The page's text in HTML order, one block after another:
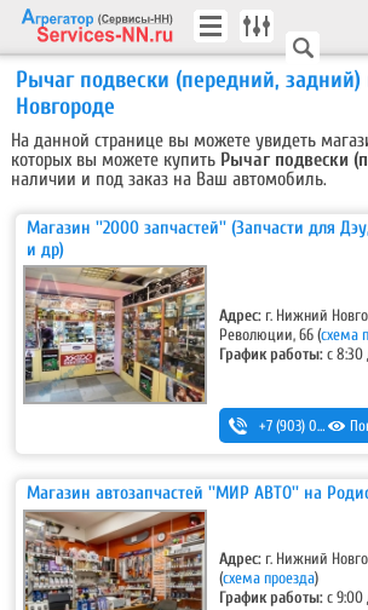
Рычаг подвески (передний,
Новгороде
На данной странице вы можете увидеть
которых вы можете купить Рычаг подвески
наличии и под заказ на Ваш автомобиль.
Магазин ''2000 запчастей'' (Запчасти для
и др)
Адрес: г. Нижний
Революции, 66 (схема
График работы:с 8:30
+7 (903) 044-33-55
Магазин автозапчастей ''МИР АВТО'' на
Адрес: г. Нижний
(схема проезда)
График работы:с 9:00